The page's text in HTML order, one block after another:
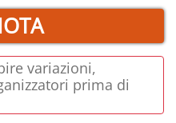
variazioni,
prima di